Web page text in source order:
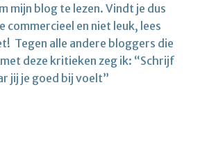
mijn blog te lezen. Vindt je dus
commercieel en niet leuk, lees
Tegen alle andere bloggers die
deze kritieken zeg ik: “Schrijf
jij je goed bij voelt”